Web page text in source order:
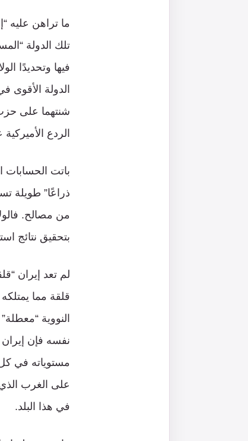
ما تراهن عليه
تلك الدولة
فيها وتحديدًا
الدولة الأقوى
الردع
باتت الحسابات
ذراعًا” طويلة
من مصالح.
بتحقيق نتائج
لم تعد إيران
قلقة مما
النووية
نفسه فإن
مستوياته في
على الغرب
في هذا البلد.